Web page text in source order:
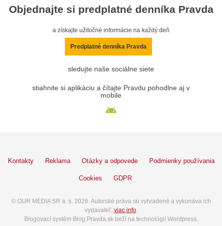
Objednajte si predplatné denníka Pravda
a získajte užitočné informácie na každý deň
Predplatné denníka Pravda
sledujte naše sociálne siete
stiahnite si aplikáciu a čítajte Pravdu pohodlne aj v
mobile
Kontakty Reklama Otázky a odpovede Podmienky používania
Cookies GDPR
© OUR MEDIA SR a. s. 2026. Autorské práva sú vyhradené a vykonáva ich
vydavateľ, viac info.
Blogovací systém Blog.Pravda.sk beží na technológií Wordpress.